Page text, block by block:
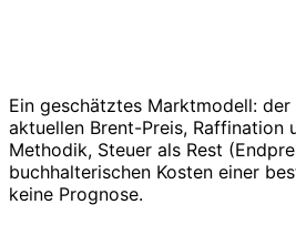
Ein geschätztes Marktmodell: der
aktuellen Brent-Preis, Raffination
Methodik, Steuer als Rest
buchhalterischen Kosten einer
keine Prognose.